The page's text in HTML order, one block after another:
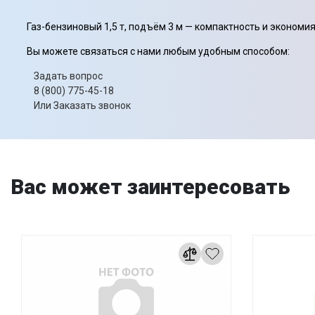
Газ-бензиновый 1,5 т, подъём 3 м — компактность и
Вы можете связаться с нами любым удобным способом:
Задать вопрос
8 (800) 775-45-18
Или Заказать звонок
Вас может заинтересовать